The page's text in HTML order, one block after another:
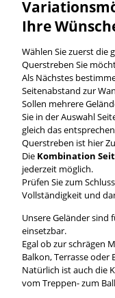
Ihre
Wählen Sie zuerst die
Querstreben Sie
Als Nächstes
Seitenabstand zur
Sollen mehrere
Sie in der Auswahl
gleich das
Querstreben ist hier
Die Kombination
jederzeit möglich.
Prüfen Sie zum
Vollständigkeit und
Unsere Geländer
einsetzbar.
Egal ob zur schrägen
Balkon, Terrasse oder
Natürlich ist auch die
vom Treppen- zum